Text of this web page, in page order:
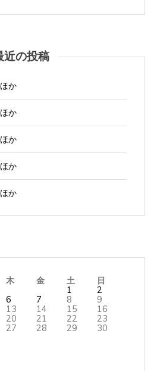
近の投稿
か
か
か
か
か
木 金 土
日
1
2
6 7 8
9
13 14 15
16
20 21 22
23
27 28 29
30